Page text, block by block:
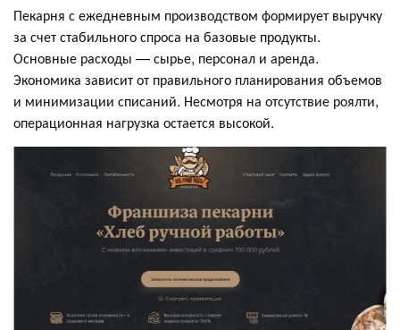
Пекарня с ежедневным производством формирует выручку
за счет стабильного спроса на базовые продукты.
Основные расходы — сырье, персонал и аренда.
Экономика зависит от правильного планирования объемов
и минимизации списаний. Несмотря на отсутствие роялти,
операционная нагрузка остается высокой.